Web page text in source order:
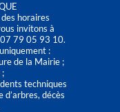
horaires
invitons à
79 05 93 10.
:
de la Mairie ;
;
techniques
décès